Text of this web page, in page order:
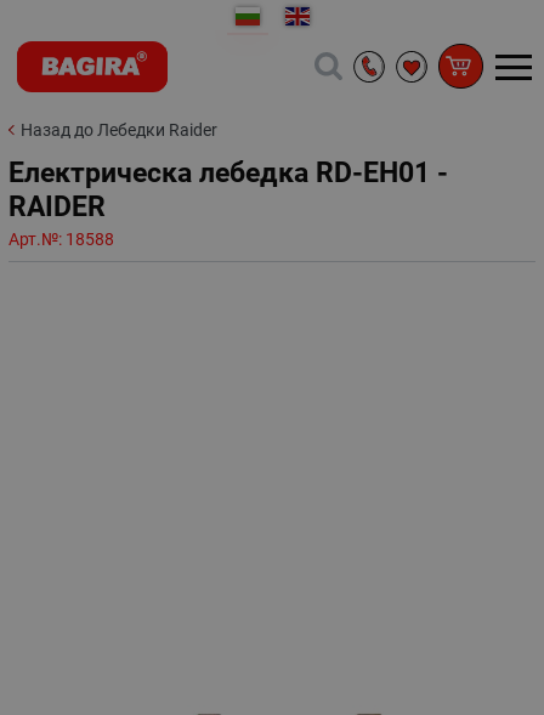
Назад до Лебедки Raider
Електрическа лебедка RD-EH01 -
RAIDER
Арт.№: 18588